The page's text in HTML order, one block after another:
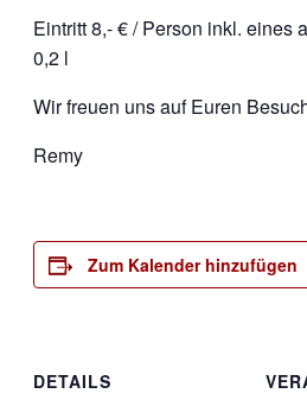
Eintritt 8,- € / Person inkl. eines
0,2 l
Wir freuen uns auf Euren
Remy
Zum Kalender hinzufügen
DETAILS